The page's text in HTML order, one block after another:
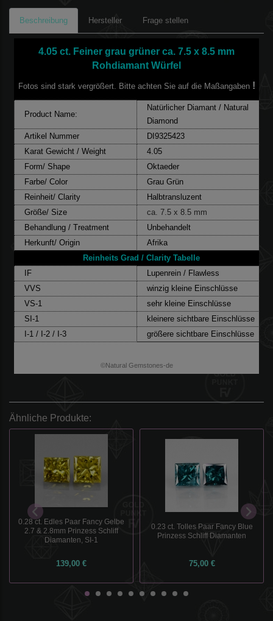
Beschreibung Hersteller Frage stellen
4.05 ct. Feiner grau grüner ca. 7.5 x 8.5 mm
Rohdiamant Würfel
Fotos sind stark vergrößert. Bitte achten Sie auf die Maßangaben!
Product Name:
Natürlicher Diamant / Natural
Diamond
Artikel Nummer
DI9325423
Karat Gewicht / Weight
4.05
Form/ Shape
Oktaeder
Farbe/ Color
Grau Grün
Reinheit/ Clarity
Halbtransluzent
Größe/ Size
ca. 7.5 x 8.5 mm
Behandlung / Treatment
Unbehandelt
Herkunft/ Origin
Afrika
Reinheits Grad / Clarity Tabelle
IF
Lupenrein / Flawless
VVS
winzig kleine Einschlüsse
VS-1
sehr kleine Einschlüsse
SI-1
kleinere sichtbare Einschlüsse
I-1 / I-2 / I-3
größere sichtbare Einschlüsse
©Natural Gemstones-de
Ähnliche Produkte:
0.28 ct. Edles Paar Fancy Gelbe
2.7 & 2.8mm Prinzess Schliff
Diamanten, SI-1
139,00 €
0.23 ct. Tolles Paar Fancy Blue
Prinzess Schliff Diamanten
75,00 €